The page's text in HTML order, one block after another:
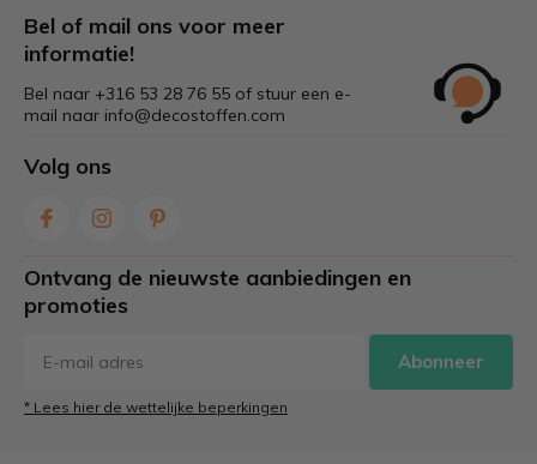
warme zomerdagen.
Bel of mail ons voor meer
informatie!
Bel naar +316 53 28 76 55 of stuur een e-
mail naar info@decostoffen.com
Volg ons
Ontvang de nieuwste aanbiedingen en
promoties
Abonneer
* Lees hier de wettelijke beperkingen